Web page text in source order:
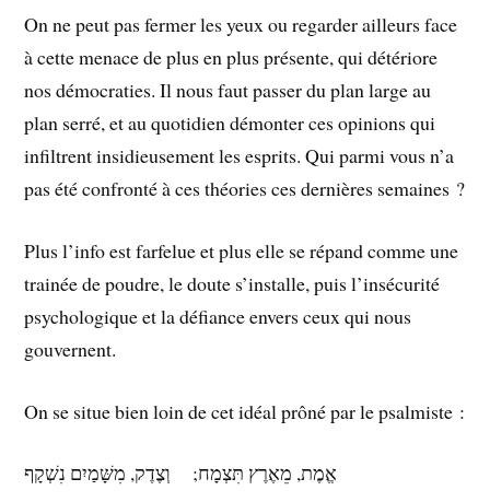
On ne peut pas fermer les yeux ou regarder ailleurs face
à cette menace de plus en plus présente, qui détériore
nos démocraties. Il nous faut passer du plan large au
plan serré, et au quotidien démonter ces opinions qui
infiltrent insidieusement les esprits. Qui parmi vous n’a
pas été confronté à ces théories ces dernières semaines ?
Plus l’info est farfelue et plus elle se répand comme une
trainée de poudre, le doute s’installe, puis l’insécurité
psychologique et la défiance envers ceux qui nous
gouvernent.
On se situe bien loin de cet idéal prôné par le psalmiste :
אֱמֶת, מֵאֶרֶץ תִּצְמָח; וְצֶדֶק, מִשָּׁמַיִם נִשְׁקָף